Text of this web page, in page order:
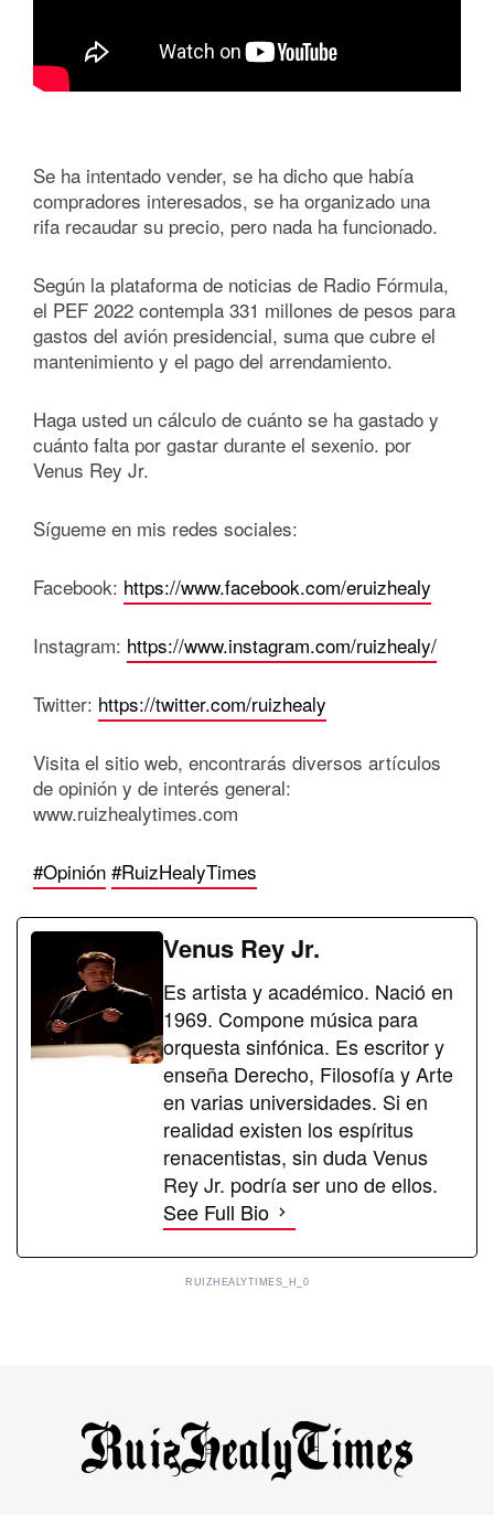
Se ha intentado vender, se ha dicho que había
compradores interesados, se ha organizado una
rifa recaudar su precio, pero nada ha funcionado.
Según la plataforma de noticias de Radio Fórmula,
el PEF 2022 contempla 331 millones de pesos para
gastos del avión presidencial, suma que cubre el
mantenimiento y el pago del arrendamiento.
Haga usted un cálculo de cuánto se ha gastado y
cuánto falta por gastar durante el sexenio. por
Venus Rey Jr.
Sígueme en mis redes sociales:
Facebook: https://www.facebook.com/eruizhealy
Instagram: https://www.instagram.com/ruizhealy/
Twitter: https://twitter.com/ruizhealy
Visita el sitio web, encontrarás diversos artículos
de opinión y de interés general:
www.ruizhealytimes.com
#Opinión #RuizHealyTimes
Venus Rey Jr.
Es artista y académico. Nació en
1969. Compone música para
orquesta sinfónica. Es escritor y
enseña Derecho, Filosofía y Arte
en varias universidades. Si en
realidad existen los espíritus
renacentistas, sin duda Venus
Rey Jr. podría ser uno de ellos.
See Full Bio
RUIZHEALYTIMES_H_0